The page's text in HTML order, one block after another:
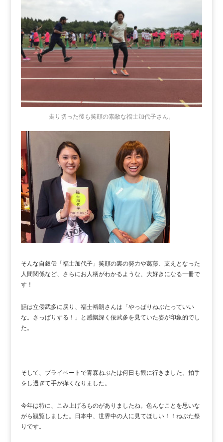
走り切った後も笑顔の素敵な福士加代子さん。
そんな自叙伝「福士加代子」笑顔の裏の努力や葛藤、支えとなった
人間関係など、さらにお人柄がわかるような、大好きになる一冊で
す！
話は立佞武多に戻り、福士裕朗さんは「やっぱりねぶたっていい
な。さっぱりする！」と感慨深く佞武多を見ていた姿が印象的でし
た。
そして、プライベートで青森ねぶたは何日も観に行きました。拍手
をし過ぎて手が痒くなりました。
今年は特に、こみ上げるものがありましたね。色んなことを思いな
がら観覧しました。日本中、世界中の人に見てほしい！！ねぶた祭
りです。